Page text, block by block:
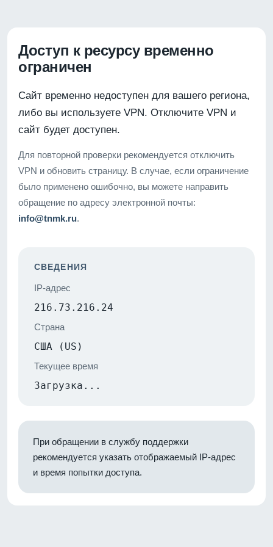
Доступ к ресурсу временно
ограничен
Сайт временно недоступен для вашего региона,
либо вы используете VPN. Отключите VPN и
сайт будет доступен.
Для повторной проверки рекомендуется отключить
VPN и обновить страницу. В случае, если ограничение
было применено ошибочно, вы можете направить
обращение по адресу электронной почты:
info@tnmk.ru.
СВЕДЕНИЯ
IP-адрес
216.73.216.24
Страна
США (US)
Текущее время
Загрузка...
При обращении в службу поддержки
рекомендуется указать отображаемый IP-адрес
и время попытки доступа.